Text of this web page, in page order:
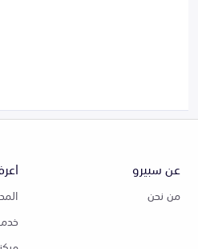
عن سبيرو
من نحن